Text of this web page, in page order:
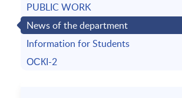
PUBLIC WORK
News of the department
Information for Students
ОСКІ-2